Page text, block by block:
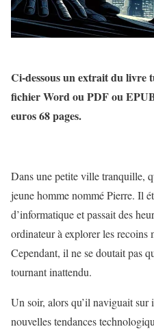
Ci-dessous un extrait du livre
fichier Word ou PDF ou
euros 68 pages.
Dans une petite ville tranquille,
jeune homme nommé Pierre. Il
d’informatique et passait des
ordinateur à explorer les
Cependant, il ne se doutait pas
tournant inattendu.
Un soir, alors qu’il naviguait sur
nouvelles tendances